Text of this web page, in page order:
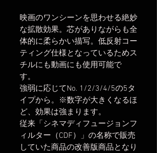
映画のワンシーンを思わせる絶妙
な拡散効果。芯がありながらも全
体的に柔らかい描写。低反射コー
ティング仕様となっているためス
チルにも動画にも使用可能で
す。
強弱に応じてNo. 1/2/3/4/5の5タ
イプから。※数字が大きくなるほ
ど、効果は強まります。
従来「シネマディフュージョンフ
ィルター（CDF）」の名称で販売
していた商品の改善版商品となり